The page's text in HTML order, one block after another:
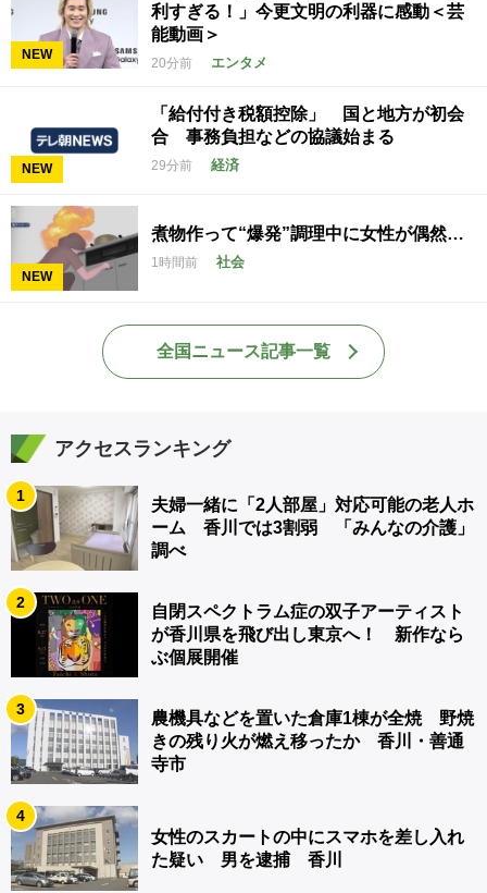
NEW
利すぎる！」今更文明の利器に感動＜芸
能動画＞
20分前 エンタメ
NEW
「給付付き税額控除」 国と地方が初会
合 事務負担などの協議始まる
29分前 経済
NEW
煮物作って“爆発”調理中に女性が偶然…
1時間前 社会
全国ニュース記事一覧
アクセスランキング
1
夫婦一緒に「2人部屋」対応可能の老人ホ
ーム 香川では3割弱 「みんなの介護」
調べ
2
自閉スペクトラム症の双子アーティスト
が香川県を飛び出し東京へ！ 新作なら
ぶ個展開催
3
農機具などを置いた倉庫1棟が全焼 野焼
きの残り火が燃え移ったか 香川・善通
寺市
4
女性のスカートの中にスマホを差し入れ
た疑い 男を逮捕 香川